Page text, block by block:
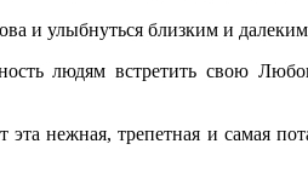
и улыбнуться близким и
людям встретить свою
трепетная и самая